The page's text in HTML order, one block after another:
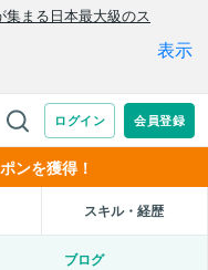
ンを獲得！
スキル・経歴
ブログ